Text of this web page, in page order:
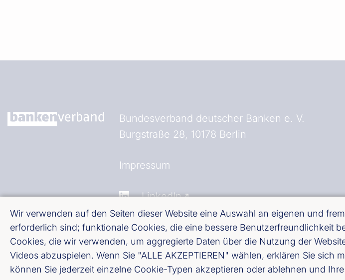
Wir verwenden auf den Seiten dieser Website eine Auswahl an eigenen und
erforderlich sind; funktionale Cookies, die eine bessere Benutzerfreundlichkeit
Cookies, die wir verwenden, um aggregierte Daten über die Nutzung der
Videos abzuspielen. Wenn Sie "ALLE AKZEPTIEREN" wählen, erklären Sie
können Sie jederzeit einzelne Cookie-Typen akzeptieren oder ablehnen und
Bundesverband deutscher Banken e. V.
Burgstraße 28, 10178 Berlin
Fußzeile (Bankenverband)
Impressum
LinkedIn
Youtube
Cookie-Einstellungen